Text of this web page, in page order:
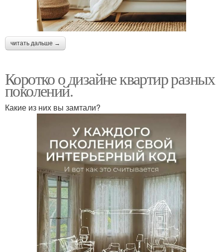
читать дальше →
Коротко о дизайне квартир разных
поколений.
Какие из них вы замтали?